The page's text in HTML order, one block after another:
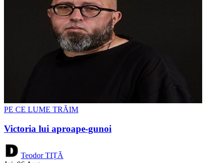
PE CE LUME TRĂIM
Victoria lui aproape-gunoi
Teodor TIȚĂ